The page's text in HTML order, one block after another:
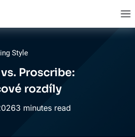
Style
Proscribe:
rozdíly
3 minutes read